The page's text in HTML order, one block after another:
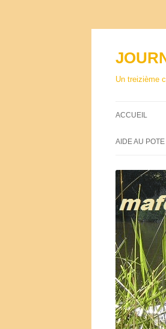
Un treizième
ACCUEIL
AIDE AU